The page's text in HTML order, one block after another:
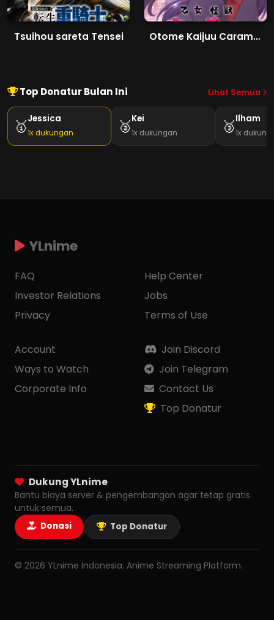
Tsuihou sareta Tensei Otome Kaijuu Caraméliser
Top Donatur Bulan Ini Lihat Semua
🥇Jessica
1x dukungan 🥈Kei
1x dukungan 🥉Ilham
1x
YLnime
FAQ
Investor Relations
Privacy
Help Center
Jobs
Terms of Use
Account
Ways to Watch
Corporate Info
Join Discord
Join Telegram
Contact Us
Top Donatur
Dukung YLnime
Bantu biaya server & pengembangan agar tetap gratis
untuk semua.
Donasi Top Donatur
© 2026 YLnime Indonesia. Anime Streaming Platform.